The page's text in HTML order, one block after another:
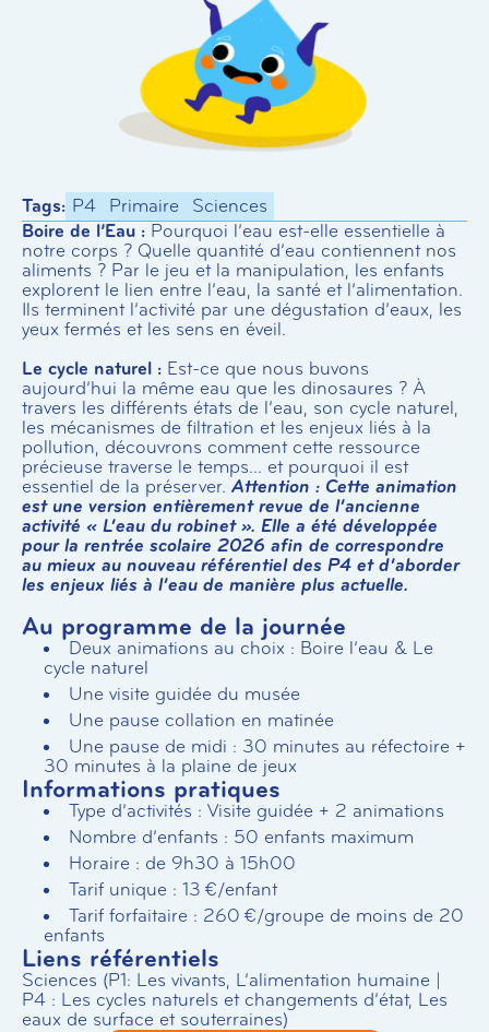
Tags: P4 Primaire
Sciences
Boire de l’Eau : Pourquoi l’eau est-elle essentielle à
notre corps ? Quelle quantité d’eau contiennent nos
aliments ? Par le jeu et la manipulation, les enfants
explorent le lien entre l’eau, la santé et l’alimentation.
Ils terminent l’activité par une dégustation d’eaux, les
yeux fermés et les sens en éveil.
Le cycle naturel : Est-ce que nous buvons
aujourd’hui la même eau que les dinosaures ? À
travers les différents états de l’eau, son cycle naturel,
les mécanismes de filtration et les enjeux liés à la
pollution, découvrons comment cette ressource
précieuse traverse le temps… et pourquoi il est
essentiel de la préserver. Attention : Cette animation
est une version entièrement revue de l’ancienne
activité « L’eau du robinet ». Elle a été développée
pour la rentrée scolaire 2026 afin de correspondre
au mieux au nouveau référentiel des P4 et d’aborder
les enjeux liés à l’eau de manière plus actuelle.
Au programme de la journée
Deux animations au choix : Boire l’eau & Le
cycle naturel
Une visite guidée du musée
Une pause collation en matinée
Une pause de midi : 30 minutes au réfectoire +
30 minutes à la plaine de jeux
Informations pratiques
Type d’activités : Visite guidée + 2 animations
Nombre d’enfants : 50 enfants maximum
Horaire : de 9h30 à 15h00
Tarif unique : 13 €/enfant
Tarif forfaitaire : 260 €/groupe de moins de 20
enfants
Liens référentiels
Sciences (P1: Les vivants, L’alimentation humaine |
P4 : Les cycles naturels et changements d’état, Les
eaux de surface et souterraines)